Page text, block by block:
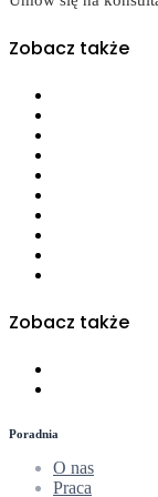
Zobacz także
Zobacz także
Poradnia
O nas
Praca